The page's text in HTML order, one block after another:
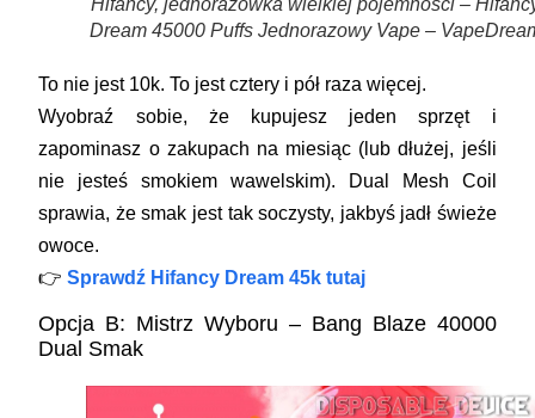
Dream 45000 Puffs Jednorazowy Vape –
To nie jest 10k. To jestcztery i pół raza więcej.
Wyobraź sobie, że kupujesz jeden sprzęt i
zapominasz o zakupach na miesiąc (lub dłużej, jeśli
nie jesteś smokiem wawelskim). Dual Mesh Coil
sprawia, że smak jest tak soczysty, jakbyś jadł świeże
owoce.
👉Sprawdź Hifancy Dream 45k tutaj
Opcja B: Mistrz Wyboru – Bang Blaze 40000
Dual Smak